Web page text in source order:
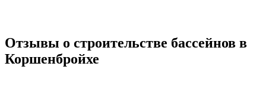
Отзывы о строительстве бассейнов в
Коршенбройхе